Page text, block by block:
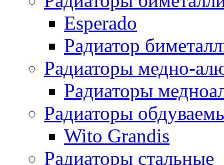
Esperado
Радиатор
Радиаторы медно-
Радиаторы
Радиаторы
Wito Grandis
Радиаторы стальные